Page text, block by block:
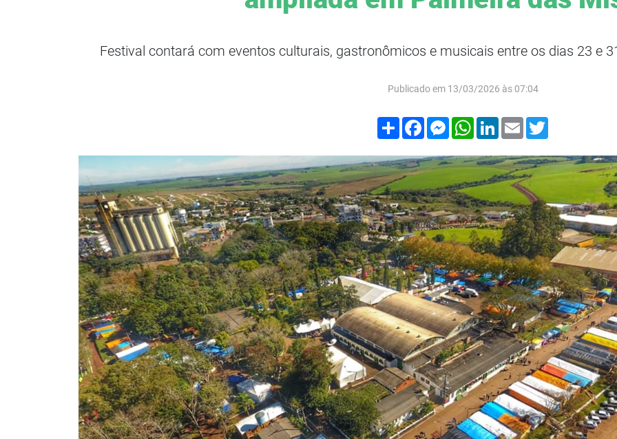
Festival contará com eventos culturais, gastronômicos e musicais entre os dias 23 e
Publicado em 13/03/2026 às 07:04
Compartilhar
FacebookMessenger
WhatsApp
LinkedIn
Email